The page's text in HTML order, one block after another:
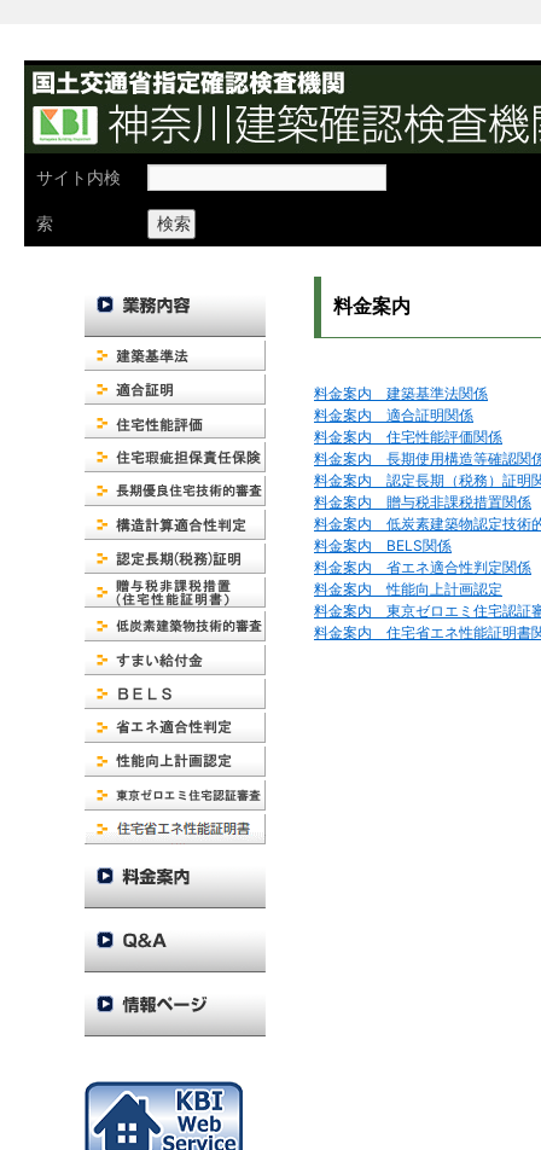
サイト内検
索 索:
料金案内
料金案内 建築基準法関係
料金案内 適合証明関係
料金案内 住宅性能評価関係
料金案内 長期使用構造等確認関
料金案内 認定長期（税務）証明
料金案内 贈与税非課税措置関係
料金案内 低炭素建築物認定技術
料金案内 BELS関係
料金案内 省エネ適合性判定関係
料金案内 性能向上計画認定
料金案内 東京ゼロエミ住宅認証
料金案内 住宅省エネ性能証明書